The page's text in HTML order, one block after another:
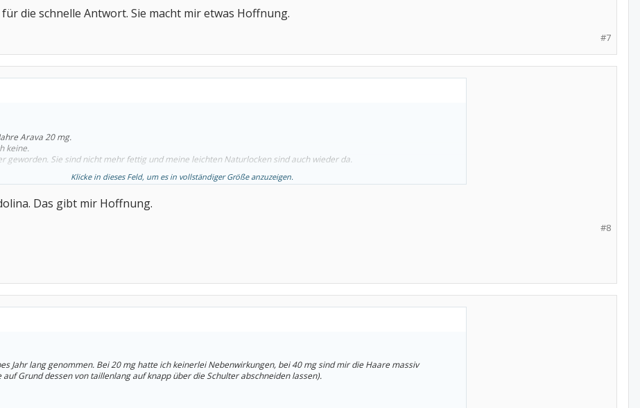
die schnelle Antwort. Sie macht mir etwas Hoffnung.
#7
Arava 20 mg.
keine.
geworden. Sie sind nicht mehr fettig und meine leichten Naturlocken sind auch wieder da.
Klicke in dieses Feld, um es in vollständiger Größe anzuzeigen.
Das gibt mir Hoffnung.
#8
Jahr lang genommen. Bei 20 mg hatte ich keinerlei Nebenwirkungen, bei 40 mg sind mir die Haare massiv
Grund dessen von taillenlang auf knapp über die Schulter abschneiden lassen).